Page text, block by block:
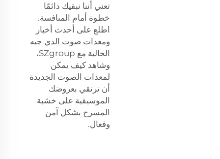
تعني أننا نبقيك دائمًا
خطوة أمام المنافسة.
اطلع على أحدث أخبار
ومعدات صوت الدي جيه
الحالية مع SZgroup،
وشاهد كيف يمكن
لمعدات الصوت الجديدة
أن ترتقي بعروضك
الموسيقية على خشبة
المسرح بشكل آمن
وفعال.